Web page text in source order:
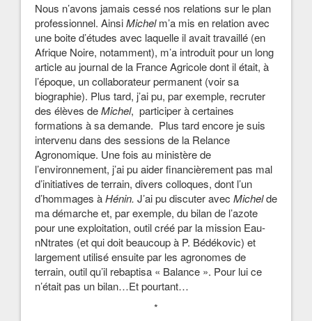
Nous n’avons jamais cessé nos relations sur le plan
professionnel. AinsiMichelm’a mis en relation avec
une boite d’études avec laquelle il avait travaillé (en
Afrique Noire, notamment), m’a introduit pour un long
article au journal de la France Agricole dont il était, à
l’époque, un collaborateur permanent (voir sa
biographie). Plus tard, j’ai pu, par exemple, recruter
des élèves deMichel, participer à certaines
formations à sa demande. Plus tard encore je suis
intervenu dans des sessions de la Relance
Agronomique. Une fois au ministère de
l’environnement, j’ai pu aider financièrement pas mal
d’initiatives de terrain, divers colloques, dont l’un
d’hommages àHénin. J’ai pu discuter avec Michelde
ma démarche et, par exemple, du bilan de l’azote
pour une exploitation, outil créé par la mission Eau-
nNtrates (et qui doit beaucoup à P. Bédékovic) et
largement utilisé ensuite par les agronomes de
terrain, outil qu’il rebaptisa « Balance ». Pour lui ce
n’était pas un bilan…Et pourtant…
*